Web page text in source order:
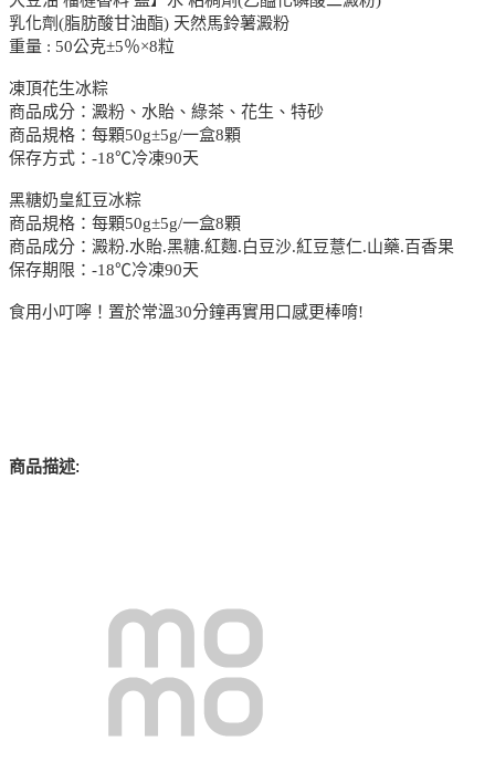
乳化劑(脂肪酸甘油酯) 天然馬鈴薯澱粉
重量 : 50公克±5％×8粒
凍頂花生冰粽
商品成分：澱粉、水貽、綠茶、花生、特砂
商品規格：每顆50g±5g/一盒8顆
保存方式：-18℃冷凍90天
黑糖奶皇紅豆冰粽
商品規格：每顆50g±5g/一盒8顆
商品成分：澱粉.水貽.黑糖.紅麴.白豆沙.紅豆薏仁.山藥.百香果
保存期限：-18℃冷凍90天
食用小叮嚀！置於常溫30分鐘再實用口感更棒唷!
商品描述: